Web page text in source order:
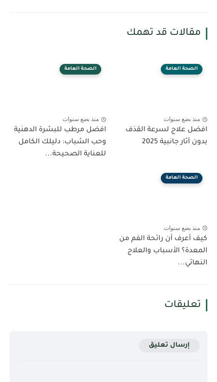
مقالات قد تهمك
الصحة العامة
منذ بضع سنوات
افضل علاج لسرعة القذف
بدون آثار جانبية 2025
الصحة العامة
منذ بضع سنوات
افضل مرطب للبشرة الدهنية
وحب الشباب: دليلك الكامل
للعناية الصحيحة...
الصحة العامة
منذ بضع سنوات
كيف أعرف أن رائحة الفم من
المعدة؟ الأسباب والعلاج
النهائي...
تعليقات
إرسال تعليق